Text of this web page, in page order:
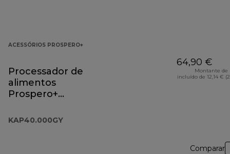
ACESSÓRIOS PROSPERO+
Processador de
alimentos
Prospero+
KAP40.000GY
KAP40.000GY
64,90 €
Montante de
incluído de 12,14 €
Comparar